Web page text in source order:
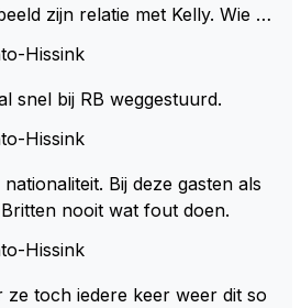
zijn relatie met Kelly. Wie g
kleine heeft van een voorm
van 23 jaar? Hij doet dingen
Hongarije een uitje voor zijn t
is hij al eigenaar van een su
is niet alleen speciaal in de aut
Hissink
snel bij RB weggestuurd.
Hissink
Bij deze gasten als
nooit wat fout doen.
Hissink
ze toch iedere keer weer dit so